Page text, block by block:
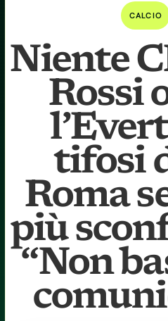
CALCIO
Niente
Rossi
tifosi
Roma
più
“Non